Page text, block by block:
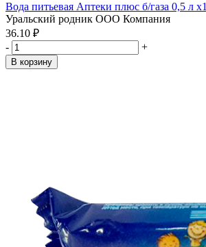
Вода питьевая Аптеки плюс б/газа 0,5 л x1
Уральский родник ООО Компания
36.10 ₽
-
+
В корзину